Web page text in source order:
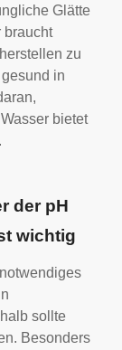
Glätte
braucht
zu
in
bietet
der pH
wichtig
sollte
Besonders